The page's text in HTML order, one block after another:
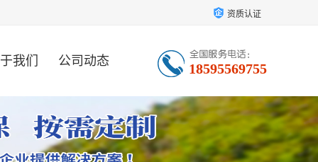
资质认证
我们 公司动态 18595569755